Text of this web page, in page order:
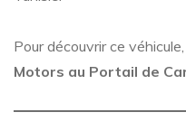
Pour découvrir ce
Motors au Portail de